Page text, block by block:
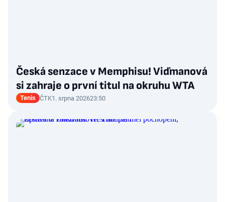
Česká senzace v Memphisu! Viďmanová
si zahraje o první titul na okruhu WTA
Tenis ČTK1. srpna 202623:50